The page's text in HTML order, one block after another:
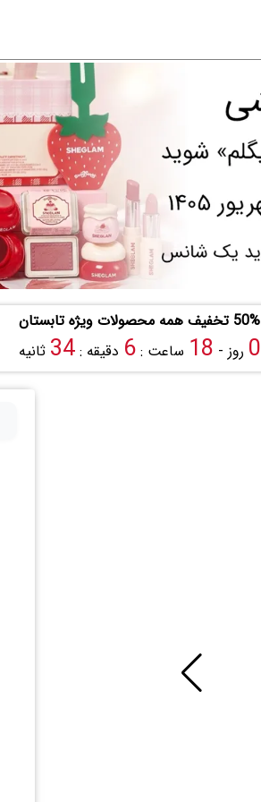
50% تخفیف همه محصولات ویژه تابستان
0 روز - 18 ساعت :6 دقیقه :33 ثانیه